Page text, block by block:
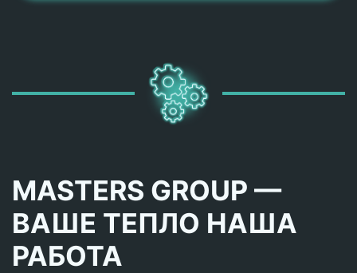
MASTERS GROUP —
ВАШЕ ТЕПЛО НАША
РАБОТА